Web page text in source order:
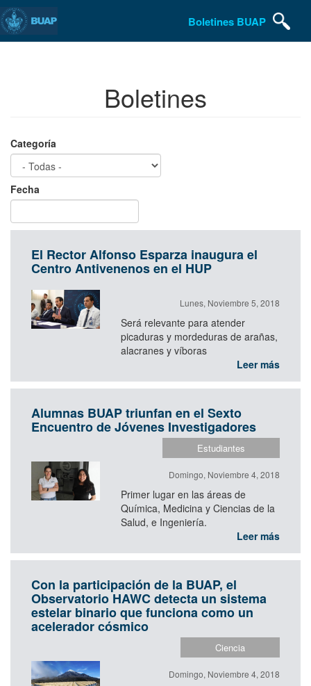
Pasar
al
contenido
Boletines BUAP
Boletines
Categoría
Fecha
Date
Fecha
El Rector Alfonso Esparza inaugura el
Centro Antivenenos en el HUP
Lunes, Noviembre 5, 2018
Será relevante para atender
picaduras y mordeduras de arañas,
alacranes y víboras
Leer más
Alumnas BUAP triunfan en el Sexto
Encuentro de Jóvenes Investigadores
Estudiantes
Domingo, Noviembre 4, 2018
Primer lugar en las áreas de
Química, Medicina y Ciencias de la
Salud, e Ingeniería.
Leer más
Con la participación de la BUAP, el
Observatorio HAWC detecta un sistema
estelar binario que funciona como un
acelerador cósmico
Ciencia
Domingo, Noviembre 4, 2018